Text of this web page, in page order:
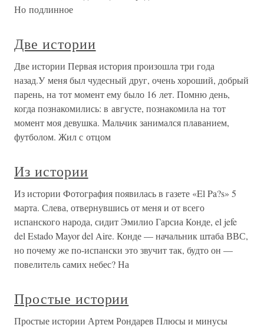
Но подлинное
Две истории
Две истории Первая история произошла три года
назад.У меня был чудесный друг, очень хороший, добрый
парень, на тот момент ему было 16 лет. Помню день,
когда познакомились: в августе, познакомила на тот
момент моя девушка. Мальчик занимался плаванием,
футболом. Жил с отцом
Из истории
Из истории Фотография появилась в газете «El Pa?s» 5
марта. Слева, отвернувшись от меня и от всего
испанского народа, сидит Эмилио Гарсиа Конде, el jefe
del Estado Mayor del Aire. Конде — начальник штаба ВВС,
но почему же по-испански это звучит так, будто он —
повелитель самих небес? На
Простые истории
Простые истории Артем Рондарев Плюсы и минусы